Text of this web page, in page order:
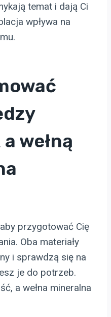
temat i dają Ci
wpływa na
wełną
przygotować Cię
Oba materiały
i sprawdzą się na
je do potrzeb.
a wełna mineralna